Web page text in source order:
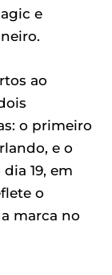
e
ao
o primeiro
e o
19, em
o
marca no